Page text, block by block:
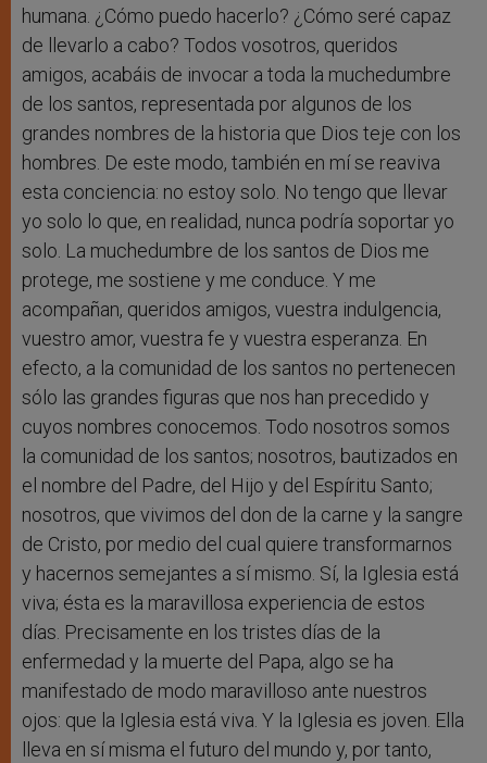
humana. ¿Cómo puedo hacerlo? ¿Cómo seré capaz
de llevarlo a cabo? Todos vosotros, queridos
amigos, acabáis de invocar a toda la muchedumbre
de los santos, representada por algunos de los
grandes nombres de la historia que Dios teje con los
hombres. De este modo, también en mí se reaviva
esta conciencia: no estoy solo. No tengo que llevar
yo solo lo que, en realidad, nunca podría soportar yo
solo. La muchedumbre de los santos de Dios me
protege, me sostiene y me conduce. Y me
acompañan, queridos amigos, vuestra indulgencia,
vuestro amor, vuestra fe y vuestra esperanza. En
efecto, a la comunidad de los santos no pertenecen
sólo las grandes figuras que nos han precedido y
cuyos nombres conocemos. Todo nosotros somos
la comunidad de los santos; nosotros, bautizados en
el nombre del Padre, del Hijo y del Espíritu Santo;
nosotros, que vivimos del don de la carne y la sangre
de Cristo, por medio del cual quiere transformarnos
y hacernos semejantes a sí mismo. Sí, la Iglesia está
viva; ésta es la maravillosa experiencia de estos
días. Precisamente en los tristes días de la
enfermedad y la muerte del Papa, algo se ha
manifestado de modo maravilloso ante nuestros
ojos: que la Iglesia está viva. Y la Iglesia es joven. Ella
lleva en sí misma el futuro del mundo y, por tanto,